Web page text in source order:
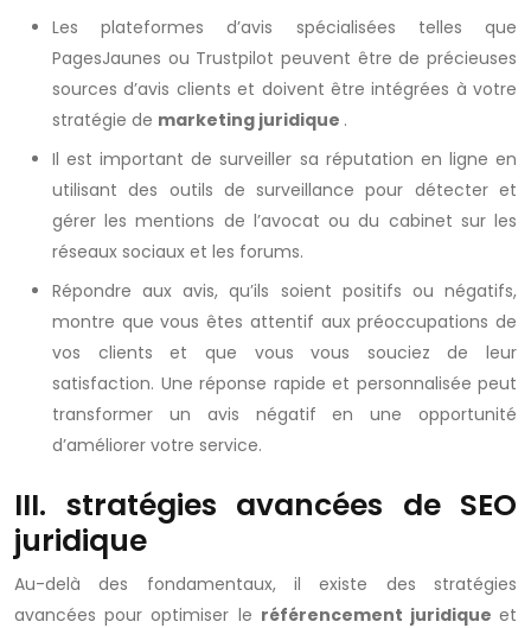
Les plateformes d’avis spécialisées telles que
PagesJaunes ou Trustpilot peuvent être de précieuses
sources d’avis clients et doivent être intégrées à votre
stratégie de marketing juridique .
Il est important de surveiller sa réputation en ligne en
utilisant des outils de surveillance pour détecter et
gérer les mentions de l’avocat ou du cabinet sur les
réseaux sociaux et les forums.
Répondre aux avis, qu’ils soient positifs ou négatifs,
montre que vous êtes attentif aux préoccupations de
vos clients et que vous vous souciez de leur
satisfaction. Une réponse rapide et personnalisée peut
transformer un avis négatif en une opportunité
d’améliorer votre service.
III. stratégies avancées de SEO
juridique
Au-delà des fondamentaux, il existe des stratégies
avancées pour optimiser le référencement juridiqueet